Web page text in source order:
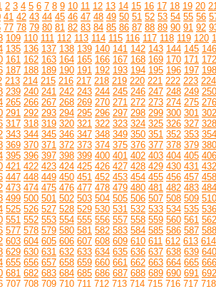
2 3 4 5 6 7 8 9 10 11 12 13 14 15 16 17 18 19 20
41 42 43 44 45 46 47 48 49 50 51 52 53 54 55 56
77 78 79 80 81 82 83 84 85 86 87 88 89 90 91 92
109 110 111 112 113 114 115 116 117 118 119 120
135 136 137 138 139 140 141 142 143 144 145 146
161 162 163 164 165 166 167 168 169 170 171 172
187 188 189 190 191 192 193 194 195 196 197 198
213 214 215 216 217 218 219 220 221 222 223 224
239 240 241 242 243 244 245 246 247 248 249 250
265 266 267 268 269 270 271 272 273 274 275 276
291 292 293 294 295 296 297 298 299 300 301 302
317 318 319 320 321 322 323 324 325 326 327 328
343 344 345 346 347 348 349 350 351 352 353 354
369 370 371 372 373 374 375 376 377 378 379 380
395 396 397 398 399 400 401 402 403 404 405 406
421 422 423 424 425 426 427 428 429 430 431 432
447 448 449 450 451 452 453 454 455 456 457 458
473 474 475 476 477 478 479 480 481 482 483 484
499 500 501 502 503 504 505 506 507 508 509 510
525 526 527 528 529 530 531 532 533 534 535 536
551 552 553 554 555 556 557 558 559 560 561 562
577 578 579 580 581 582 583 584 585 586 587 588
603 604 605 606 607 608 609 610 611 612 613 614
629 630 631 632 633 634 635 636 637 638 639 640
655 656 657 658 659 660 661 662 663 664 665 666
681 682 683 684 685 686 687 688 689 690 691 692
707 708 709 710 711 712 713 714 715 716 717 718